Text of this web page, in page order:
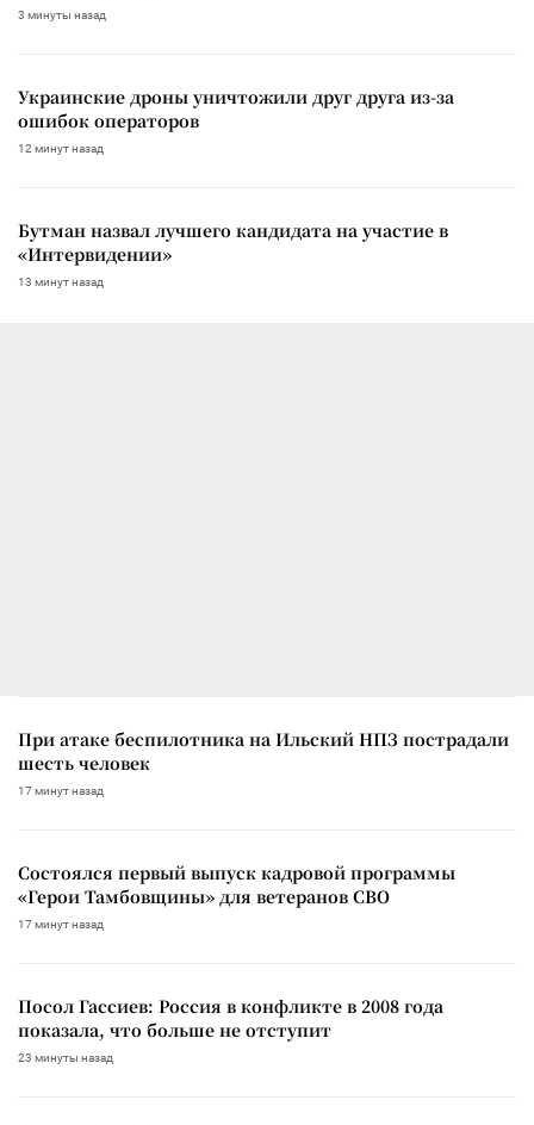
3 минуты назад
Украинские дроны уничтожили друг друга из-за
ошибок операторов
12 минут назад
Бутман назвал лучшего кандидата на участие в
«Интервидении»
13 минут назад
При атаке беспилотника на Ильский НПЗ пострадали
шесть человек
17 минут назад
Состоялся первый выпуск кадровой программы
«Герои Тамбовщины» для ветеранов СВО
17 минут назад
Посол Гассиев: Россия в конфликте в 2008 года
показала, что больше не отступит
23 минуты назад